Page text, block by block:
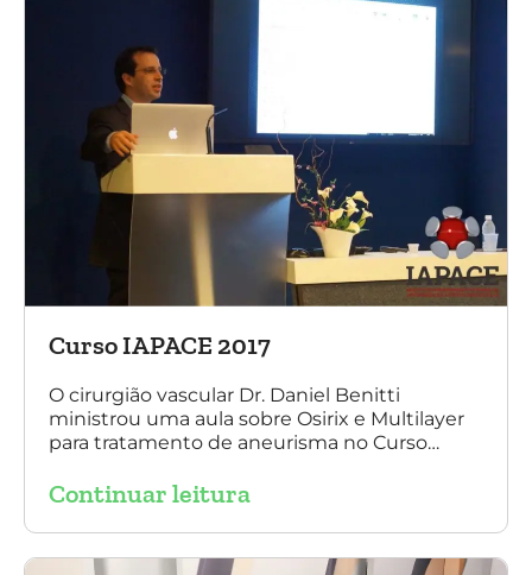
Curso IAPACE 2017
O cirurgião vascular Dr. Daniel Benitti
ministrou uma aula sobre Osirix e Multilayer
para tratamento de aneurisma no Curso
2017). Agradecemos a todos os participantes
Sergio Belczak pelo convite!
Continuar leitura